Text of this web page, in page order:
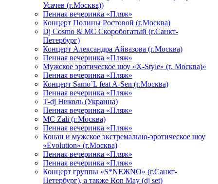
Усачев (г.Москва))
Пенная вечеринка «Пляж»
Концерт Полины Ростовой (г.Москва)
Dj Cosmo & МС Скоробогатый (г.Санкт-
Петербург)
Концерт Александра Айвазова (г.Москва)
Пенная вечеринка «Пляж»
Мужское эротическое шоу «X-Style» (г. Москва)»
Пенная вечеринка «Пляж»
Концерт Samo`L feat A-Sen (г.Москва)
Пенная вечеринка «Пляж»
Т-dj Николь (Украина)
Пенная вечеринка «Пляж»
МС Zali (г.Москва)
Пенная вечеринка «Пляж»
Конан и мужское экстремально-эротическое шоу
«Evolution» (г.Москва)
Пенная вечеринка «Пляж»
Пенная вечеринка «Пляж»
Концерт группы «S*NEЖNO» (г.Санкт-
Петербург), а также Ron May (dj set)